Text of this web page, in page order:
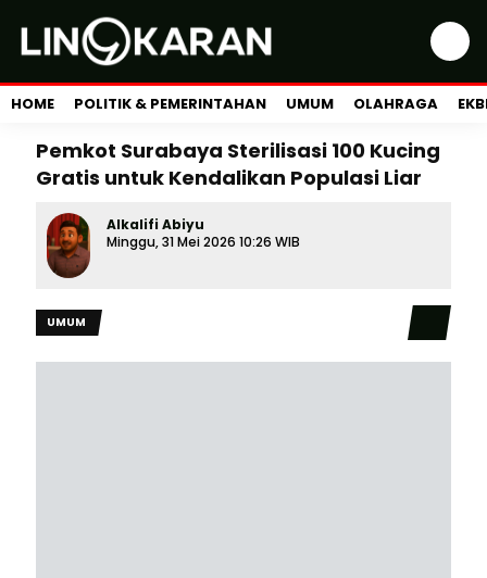
HOME POLITIK & PEMERINTAHAN UMUM OLAHRAGA
Pemkot Surabaya Sterilisasi 100 Kucing
Gratis untuk Kendalikan Populasi Liar
Alkalifi Abiyu
Minggu, 31 Mei 2026 10:26 WIB
UMUM